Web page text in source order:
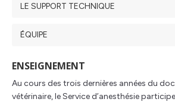
LE SUPPORT TECHNIQUE
ÉQUIPE
ENSEIGNEMENT
Au cours des trois dernières années du
vétérinaire, le Service d’anesthésie